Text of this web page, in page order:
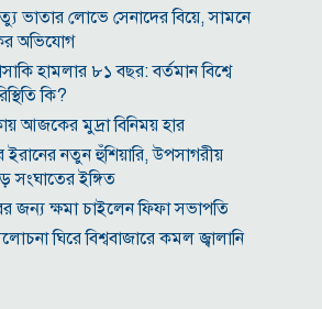
ভাতার লোভে সেনাদের বিয়ে, সামনে
অভিযোগ
হামলার ৮১ বছর: বর্তমান বিশ্বে
কি?
আজকের মুদ্রা বিনিময় হার
ইরানের নতুন হুঁশিয়ারি, উপসাগরীয়
ইঙ্গিত
জন্য ক্ষমা চাইলেন ফিফা সভাপতি
ঘিরে বিশ্ববাজারে কমল জ্বালানি